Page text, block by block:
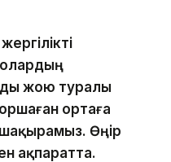
жою туралы
ортаға
Өңір
ақпаратта.